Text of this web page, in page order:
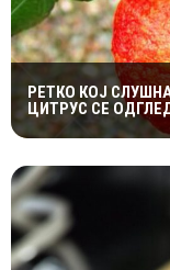
РЕТКО КОЈ
ЦИТРУС СЕ
САМО НЕКОЛКУ